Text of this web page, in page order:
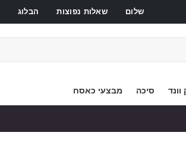
שלום שאלות נפוצות הבלוג
וונד סיכה מבצעי כאסח